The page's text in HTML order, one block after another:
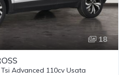
18
Advanced 110cv Usata